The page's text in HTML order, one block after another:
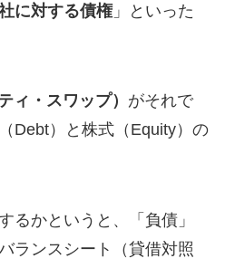
に対する債権」といった
ィ・スワップ） がそれで
Debt）と株式（Equity）の
るかというと、「負債」
ランスシート（貸借対照